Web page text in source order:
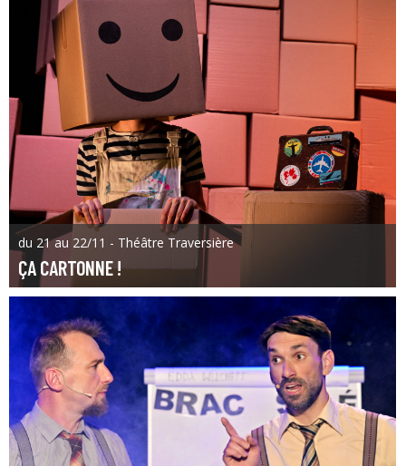
du 21 au 22/11 - Théâtre Traversière
ÇA CARTONNE !